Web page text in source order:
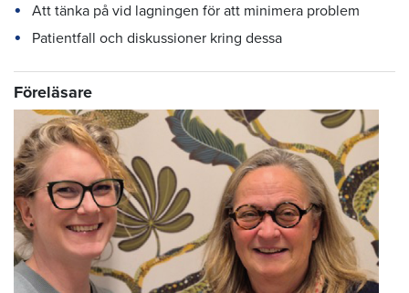
Att tänka på vid lagningen för att minimera problem
Patientfall och diskussioner kring dessa
Föreläsare